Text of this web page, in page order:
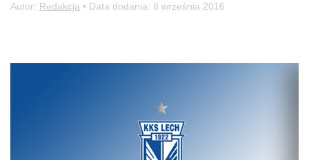
Autor: Redakcja • Data dodania: 8 września 2016